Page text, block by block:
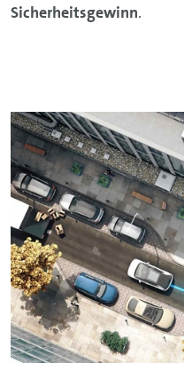
Sicherheitsgewinn.